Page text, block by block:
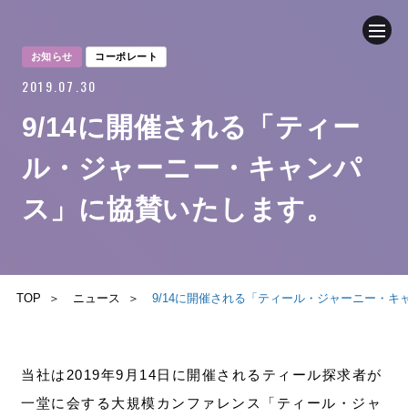
企業情報
ニュース
ブログ
IR（投資家情報）
お知らせ コーポレート
2019.07.30
9/14に開催される「ティー
ル・ジャーニー・キャンパ
ス」に協賛いたします。
TOP ニュース 9/14に開催される「ティール・ジャーニー・キ
当社は2019年9月14日に開催されるティール探求者が
一堂に会する大規模カンファレンス「ティール・ジャ